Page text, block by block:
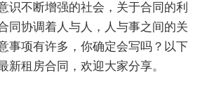
识不断增强的社会，关于合同的利
同协调着人与人，人与事之间的关
事项有许多，你确定会写吗？以下
新租房合同，欢迎大家分享。